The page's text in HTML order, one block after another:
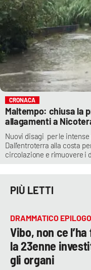
CRONACA
Maltempo: chiusa la
allagamenti a
Nuovi disagi per le
Dall’entroterra alla costa
circolazione e rimuovere i
PIÙ LETTI
DRAMMATICO EPILOGO
Vibo, non ce
la 23enne
gli organi